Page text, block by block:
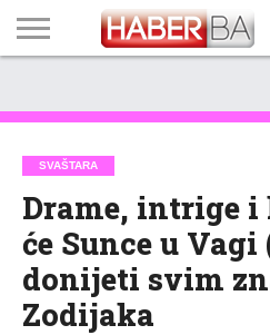
TECH
PROGRAM
PROGNOZA
PUTEVIMA
LISTA
NAMA
SVAŠTARA
Drame, intrige i
će Sunce u Vagi
donijeti svim
Zodijaka